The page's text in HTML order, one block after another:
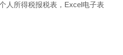
人所得税报税表，Excel电子表